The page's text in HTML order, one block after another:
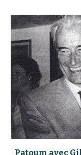
Patoum avec